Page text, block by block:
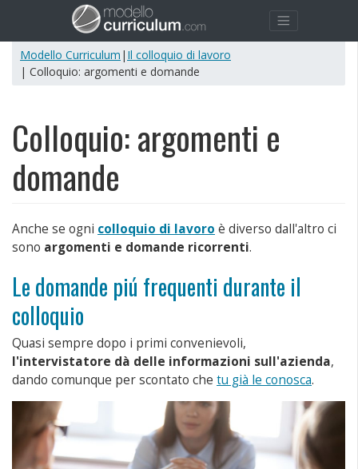
Modello Curriculum | Il colloquio di lavoro
| Colloquio: argomenti e domande
Colloquio: argomenti e
domande
Anche se ogni colloquio di lavoro è diverso dall'altro ci
sono argomenti e domande ricorrenti.
Le domande piú frequenti durante il
colloquio
Quasi sempre dopo i primi convenievoli,
l'intervistatore dà delle informazioni sull'azienda,
dando comunque per scontato che tu già le conosca.